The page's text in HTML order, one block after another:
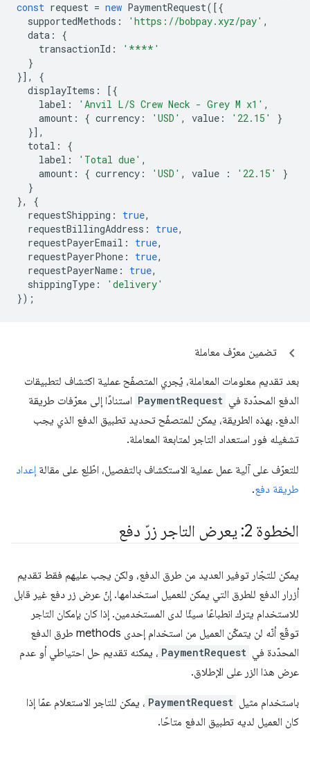
const request = new PaymentRequest([{
supportedMethods : 'https://bobpay.xyz/pay' ,
data :
{
transactionId :
'****'
}
}],
{
displayItems :
[{
label : 'Anvil L/S Crew Neck - Grey M x1' ,
amount : { currency : 'USD' , value : '22.15'
}
}],
total :
{
label : 'Total due' ,
amount : { currency : 'USD' , value : '22.15'
}
}
},
{
requestShipping : true,
requestBillingAddress : true,
requestPayerEmail : true,
requestPayerPhone : true,
requestPayerName : true,
shippingType :
'delivery'
});
تضمين معرّف معاملة
بعد تقديم معلومات المعاملة، يُجري المتصفّح عملية اكتشاف لتطبيقات
الدفع المحدّدة في PaymentRequest استنادًا إلى معرّفات طريقة
الدفع. بهذه الطريقة، يمكن للمتصفّح تحديد تطبيق الدفع الذي يجب
تشغيله فور استعداد التاجر لمتابعة المعاملة.
للتعرّف على آلية عمل عملية الاستكشاف بالتفصيل، اطّلِع على مقالة إعداد
طريقة دفع.
الخطوة 2: يعرض التاجر زرّ دفع
يمكن للتجّار توفير العديد من طرق الدفع، ولكن يجب عليهم فقط تقديم
أزرار الدفع للطرق التي يمكن للعميل استخدامها. إنّ عرض زر دفع غير قابل
للاستخدام يترك انطباعًا سيئًا لدى المستخدمين. إذا كان بإمكان التاجر
توقّع أنّه لن يتمكّن العميل من استخدام إحدى methods طرق الدفع
المحدّدة في PaymentRequest ، يمكنه تقديم حل احتياطي أو عدم
عرض هذا الزر على الإطلاق.
باستخدام مثيل PaymentRequest ، يمكن للتاجر الاستعلام عمّا إذا
كان العميل لديه تطبيق الدفع متاحًا.